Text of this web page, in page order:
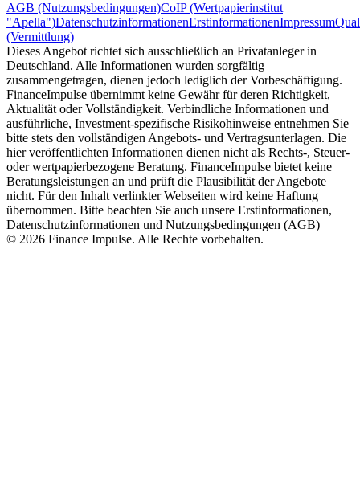
AGB (Nutzungsbedingungen)CoIP (Wertpapierinstitut
"Apella")DatenschutzinformationenErstinformationenImpressum
(Vermittlung)
Dieses Angebot richtet sich ausschließlich an Privatanleger in
Deutschland. Alle Informationen wurden sorgfältig
zusammengetragen, dienen jedoch lediglich der Vorbeschäftigung.
FinanceImpulse übernimmt keine Gewähr für deren Richtigkeit,
Aktualität oder Vollständigkeit. Verbindliche Informationen und
ausführliche, Investment-spezifische Risikohinweise entnehmen Sie
bitte stets den vollständigen Angebots- und Vertragsunterlagen. Die
hier veröffentlichten Informationen dienen nicht als Rechts-, Steuer-
oder wertpapierbezogene Beratung. FinanceImpulse bietet keine
Beratungsleistungen an und prüft die Plausibilität der Angebote
nicht. Für den Inhalt verlinkter Webseiten wird keine Haftung
übernommen. Bitte beachten Sie auch unsere Erstinformationen,
Datenschutzinformationen und Nutzungsbedingungen (AGB)
© 2026 Finance Impulse. Alle Rechte vorbehalten.